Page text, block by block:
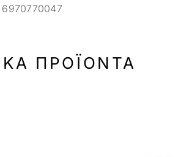
6970770047
ΠΡΟΪΌΝΤΑ